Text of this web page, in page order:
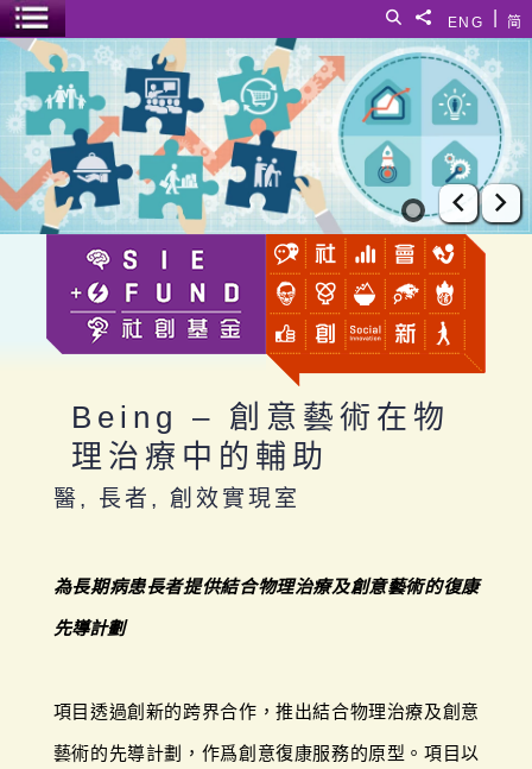
简
ENG
分享給
搜尋
選單開關
Being – 創意藝術在物理治療中的輔助
上一張
下
Being – 創意藝術在物
理治療中的輔助
醫, 長者, 創效實現室
為長期病患長者提供結合物理治療及創意藝術的復康
先導計劃
項目透過創新的跨界合作，推出結合物理治療及創意
藝術的先導計劃，作爲創意復康服務的原型。項目以